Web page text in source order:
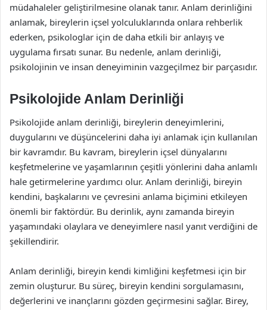
müdahaleler geliştirilmesine olanak tanır. Anlam derinliğini
anlamak, bireylerin içsel yolculuklarında onlara rehberlik
ederken, psikologlar için de daha etkili bir anlayış ve
uygulama fırsatı sunar. Bu nedenle, anlam derinliği,
psikolojinin ve insan deneyiminin vazgeçilmez bir parçasıdır.
Psikolojide Anlam Derinliği
Psikolojide anlam derinliği, bireylerin deneyimlerini,
duygularını ve düşüncelerini daha iyi anlamak için kullanılan
bir kavramdır. Bu kavram, bireylerin içsel dünyalarını
keşfetmelerine ve yaşamlarının çeşitli yönlerini daha anlamlı
hale getirmelerine yardımcı olur. Anlam derinliği, bireyin
kendini, başkalarını ve çevresini anlama biçimini etkileyen
önemli bir faktördür. Bu derinlik, aynı zamanda bireyin
yaşamındaki olaylara ve deneyimlere nasıl yanıt verdiğini de
şekillendirir.
Anlam derinliği, bireyin kendi kimliğini keşfetmesi için bir
zemin oluşturur. Bu süreç, bireyin kendini sorgulamasını,
değerlerini ve inançlarını gözden geçirmesini sağlar. Birey,